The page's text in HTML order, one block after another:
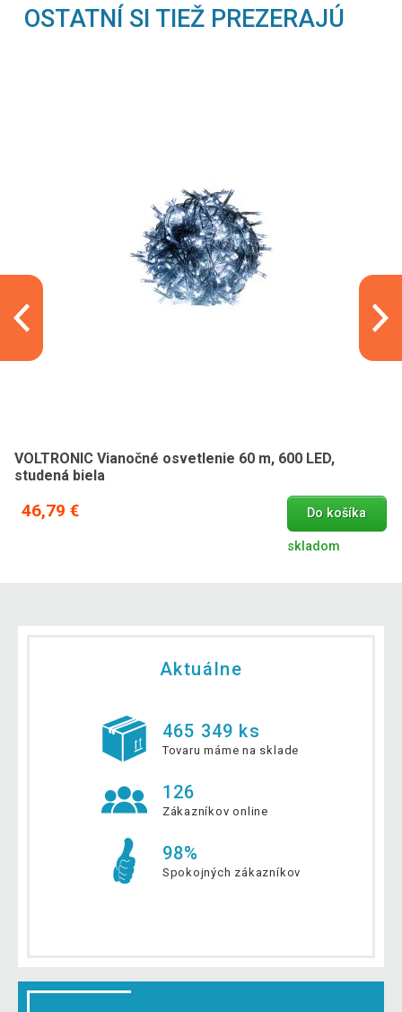
OSTATNÍ SI TIEŽ PREZERAJÚ
VOLTRONIC Vianočné osvetlenie 60 m, 600 LED,
studená biela
46,79 € Do košíka
skladom
Aktuálne
465 349 ks
Tovaru máme na sklade
126
Zákazníkov online
98%
Spokojných zákazníkov